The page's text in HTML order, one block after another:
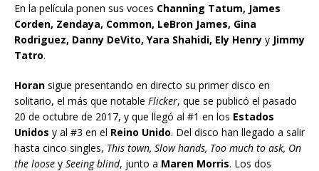
En la película ponen sus voces Channing Tatum, James
Corden, Zendaya, Common, LeBron James, Gina
Rodriguez, Danny DeVito, Yara Shahidi, Ely Henry y Jimmy
Tatro.
Horan sigue presentando en directo su primer disco en
solitario, el más que notable Flicker, que se publicó el pasado
20 de octubre de 2017, y que llegó al #1 en los Estados
Unidos y al #3 en el Reino Unido. Del disco han llegado a salir
hasta cinco singles, This town, Slow hands, Too much to ask, On
the loose y Seeing blind, junto a Maren Morris. Los dos